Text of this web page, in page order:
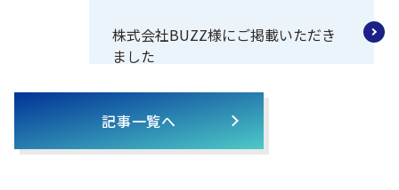
株式会社BUZZ様にご掲載いただき
ました
記事一覧へ